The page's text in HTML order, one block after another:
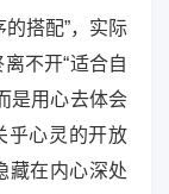
搭配”，实际
不开“适合自
是用心去体会
乎心灵的开放
在内心深处